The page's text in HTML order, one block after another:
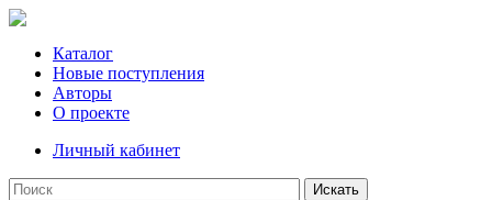
Каталог
Новые поступления
Авторы
О проекте
Личный кабинет
Искать